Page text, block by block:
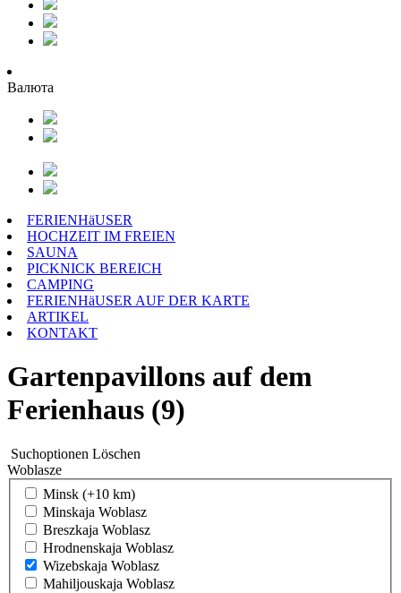
Валюта
FERIENHäUSER
HOCHZEIT IM FREIEN
SAUNA
PICKNICK BEREICH
CAMPING
FERIENHäUSER AUF DER KARTE
ARTIKEL
KONTAKT
Gartenpavillons auf dem
Ferienhaus (9)
Suchoptionen Löschen
Woblasze
Minsk (+10 km)
Minskaja Woblasz
Breszkaja Woblasz
Hrodnenskaja Woblasz
Wizebskaja Woblasz
Mahiljouskaja Woblasz